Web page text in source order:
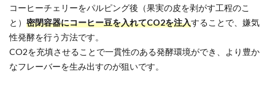
コーヒーチェリーをパルピング後（果実の皮を剥がす工程のこ
と） 密閉容器にコーヒー豆を入れてCO2を注入することで、嫌気
性発酵を行う方法です。
CO2を充填させることで一貫性のある発酵環境ができ、より豊か
なフレーバーを生み出すのが狙いです。